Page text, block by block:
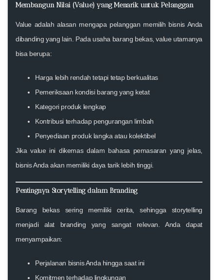
Membangun Nilai (Value) yang Menarik untuk Pelanggan
Value adalah alasan mengapa pelanggan memilih bisnis Anda
dibanding yang lain. Pada usaha barang bekas, value utamanya
bisa berupa:
Harga lebih rendah tetapi tetap berkualitas
Pemeriksaan kondisi barang yang ketat
Kategori produk lengkap
Kontribusi terhadap pengurangan limbah
Penyediaan produk langka atau kolektibel
Jika value ini dikemas dalam bahasa pemasaran yang jelas,
bisnis Anda akan memiliki daya tarik lebih tinggi.
Pentingnya Storytelling dalam Branding
Barang bekas sering memiliki cerita, sehingga storytelling
menjadi alat branding yang sangat relevan. Anda dapat
menyampaikan:
Perjalanan bisnis Anda hingga saat ini
Komitmen terhadap lingkungan